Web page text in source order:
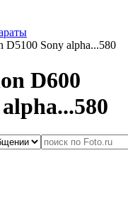
Sony alpha...580
D600